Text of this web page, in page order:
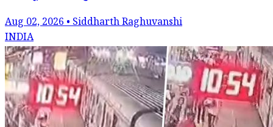
Aug 02, 2026 • Siddharth Raghuvanshi
INDIA